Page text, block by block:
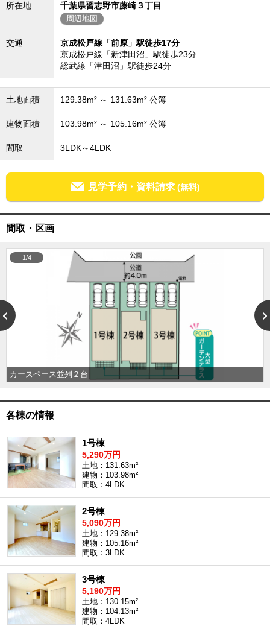
所在地 千葉県習志野市藤崎３丁目
周辺地図
交通
京成松戸線「前原」駅徒歩17分
京成松戸線「新津田沼」駅徒歩23分
総武線「津田沼」駅徒歩24分
土地面積 129.38m² ～ 131.63m² 公簿
建物面積 103.98m² ～ 105.16m² 公簿
間取 3LDK～4LDK
見学予約・資料請求 (無料)
間取・区画
カースペース並列２台
1/4
各棟の情報
1号棟
5,290万円
土地：131.63m²
建物：103.98m²
間取：4LDK
2号棟
5,090万円
土地：129.38m²
建物：105.16m²
間取：3LDK
3号棟
5,190万円
土地：130.15m²
建物：104.13m²
間取：4LDK
エリアから物件検索
松戸･柏方面エリア
松戸･柏方面エリアの新築一戸建
松戸･柏方面エリアの中古一戸建
成田･銚子方面エリア
成田･銚子方面エリアの新築一戸建
成田･銚子方面エリアの土地
四街道･佐倉･八千代方面エリア
四街道･佐倉･八千代方面エリアの新築一戸建
船橋･市川･浦安方面エリアの新築一戸建
船橋･市川･浦安方面エリアの中古一戸建
船橋･市川･浦安方面エリアのマンション
船橋･市川･浦安方面エリアの土地
千葉市エリア
千葉市エリアの新築一戸建
千葉市エリアの中古一戸建
千葉市エリアのマンション
外房エリア
外房エリアの中古一戸建
外房エリアのマンション
外房エリアの土地
内房エリア
内房エリアの新築一戸建
内房エリアの中古一戸建
内房エリアのマンション
内房エリアの土地
東京全域エリア
東京全域エリアの新築一戸建
東京全域エリアの中古一戸建
東京全域エリアのマンション
東京全域エリアの土地
神奈川全域エリア
神奈川全域エリアの新築一戸建
神奈川全域エリアの中古一戸建
神奈川全域エリアのマンション
神奈川全域エリアの土地